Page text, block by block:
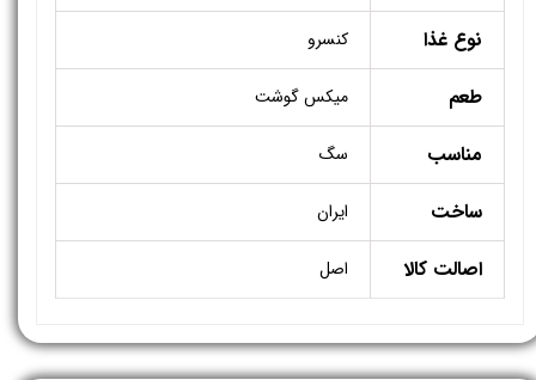
نوع غذا کنسرو
طعم میکس گوشت
مناسب سگ
ساخت ایران
اصالت کالا اصل